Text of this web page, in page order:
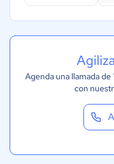
Agenda una llamada
con